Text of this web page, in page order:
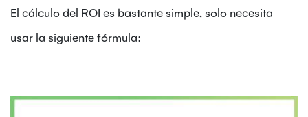
El cálculo del ROI es bastante simple, solo necesita
usar la siguiente fórmula: